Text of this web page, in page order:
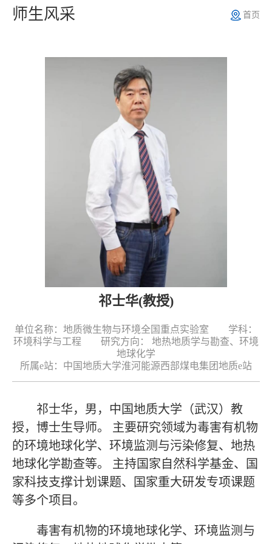
师生风采 首页
祁士华(教授)
单位名称：地质微生物与环境全国重点实验室 学科：
环境科学与工程 研究方向： 地热地质学与勘查、环境
地球化学
所属e站：中国地质大学淮河能源西部煤电集团地质e站
祁士华，男，中国地质大学（武汉）教
授，博士生导师。 主要研究领域为毒害有机物
的环境地球化学、环境监测与污染修复、地热
地球化学勘查等。 主持国家自然科学基金、国
家科技支撑计划课题、国家重大研发专项课题
等多个项目。
毒害有机物的环境地球化学、环境监测与